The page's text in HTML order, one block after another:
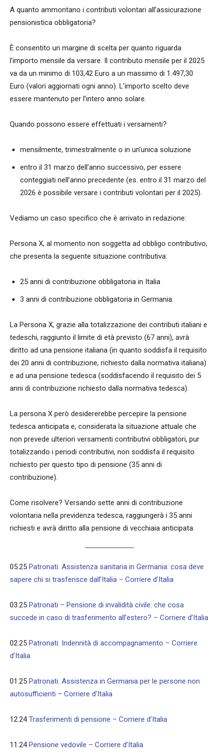
A quanto ammontano i contributi volontari all’assicurazione
pensionistica obbligatoria?
È consentito un margine di scelta per quanto riguarda
l’importo mensile da versare. Il contributo mensile per il 2025
va da un minimo di 103,42 Euro a un massimo di 1.497,30
Euro (valori aggiornati ogni anno). L’importo scelto deve
essere mantenuto per l’intero anno solare.
Quando possono essere effettuati i versamenti?
mensilmente, trimestralmente o in un’unica soluzione
entro il 31 marzo dell’anno successivo, per essere
conteggiati nell’anno precedente (es. entro il 31 marzo del
2026 è possibile versare i contributi volontari per il 2025).
Vediamo un caso specifico che è arrivato in redazione:
Persona X, al momento non soggetta ad obbligo contributivo,
che presenta la seguente situazione contributiva:
25 anni di contribuzione obbligatoria in Italia
3 anni di contribuzione obbligatoria in Germania.
La Persona X, grazie alla totalizzazione dei contributi italiani e
tedeschi, raggiunto il limite di età previsto (67 anni), avrà
diritto ad una pensione italiana (in quanto soddisfa il requisito
dei 20 anni di contribuzione, richiesto dalla normativa italiana)
e ad una pensione tedesca (soddisfacendo il requisito dei 5
anni di contribuzione richiesto dalla normativa tedesca).
La persona X però desidererebbe percepire la pensione
tedesca anticipata e, considerata la situazione attuale che
non prevede ulteriori versamenti contributivi obbligatori, pur
totalizzando i periodi contributivi, non soddisfa il requisito
richiesto per questo tipo di pensione (35 anni di
contribuzione).
Come risolvere? Versando sette anni di contribuzione
volontaria nella previdenza tedesca, raggiungerà i 35 anni
richiesti e avrà diritto alla pensione di vecchiaia anticipata.
05.25 Patronati. Assistenza sanitaria in Germania: cosa deve
sapere chi si trasferisce dall’Italia – Corriere d’Italia
03.25 Patronati – Pensione di invalidità civile: che cosa
succede in caso di trasferimento all’estero? – Corriere d’Italia
02.25 Patronati: Indennità di accompagnamento – Corriere
d’Italia
01.25 Patronati. Assistenza in Germania per le persone non
autosufficienti – Corriere d’Italia
12.24Trasferimenti di pensione – Corriere d’Italia
11.24Pensione vedovile – Corriere d’Italia